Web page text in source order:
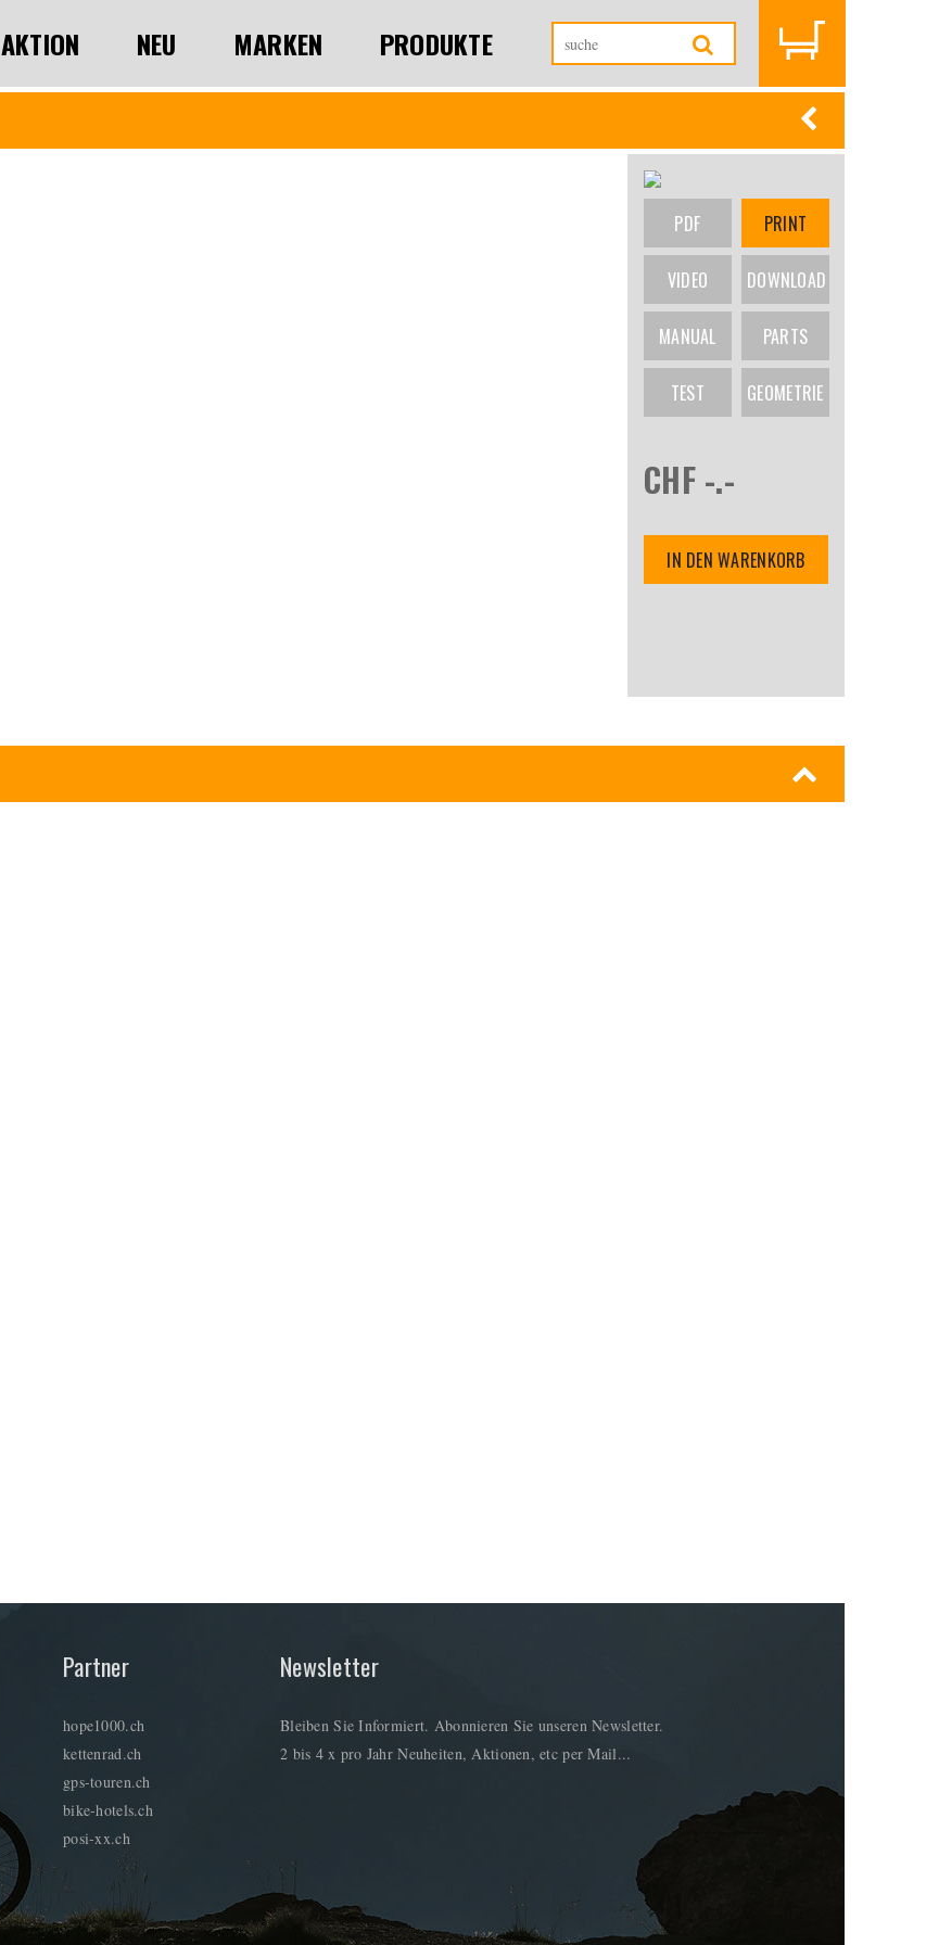
AKTION NEU MARKEN PRODUKTE
PDF PRINT
VIDEO DOWNLOAD
MANUAL PARTS
TEST GEOMETRIE
CHF -.-
IN DEN WARENKORB
Partner
hope1000.ch
kettenrad.ch
gps-touren.ch
bike-hotels.ch
posi-xx.ch
Newsletter
Bleiben Sie Informiert. Abonnieren Sie unseren Newsletter.
2 bis 4 x pro Jahr Neuheiten, Aktionen, etc per Mail...